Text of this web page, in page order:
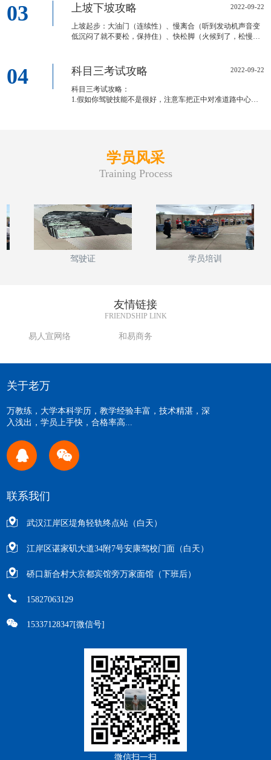
03 上坡下坡攻略 2022-09-22
上坡起步：大油门（连续性）、慢离合（听到发动机声音变
低沉闷了就不要松，保持住）、快松脚（火候到了，松慢了
04 科目三考试攻略 2022-09-22
科目三考试攻略：
1.假如你驾驶技能不是很好，注意车把正中对准道路中心位
学员风采
Training Process
驾驶证 学员培训
友情链接
FRIENDSHIP LINK
易人宣网络 和易商务
关于老万
万教练，大学本科学历，教学经验丰富，技术精湛，深
入浅出，学员上手快，合格率高...
联系我们
武汉江岸区堤角轻轨终点站（白天）
江岸区谌家矶大道34附7号安康驾校门面（白天）
硚口新合村大京都宾馆旁万家面馆（下班后）
15827063129
15337128347[微信号]
微信扫一扫